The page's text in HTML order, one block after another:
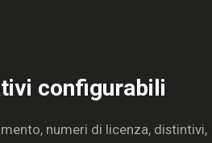
configurabili
numeri di licenza, distintivi,